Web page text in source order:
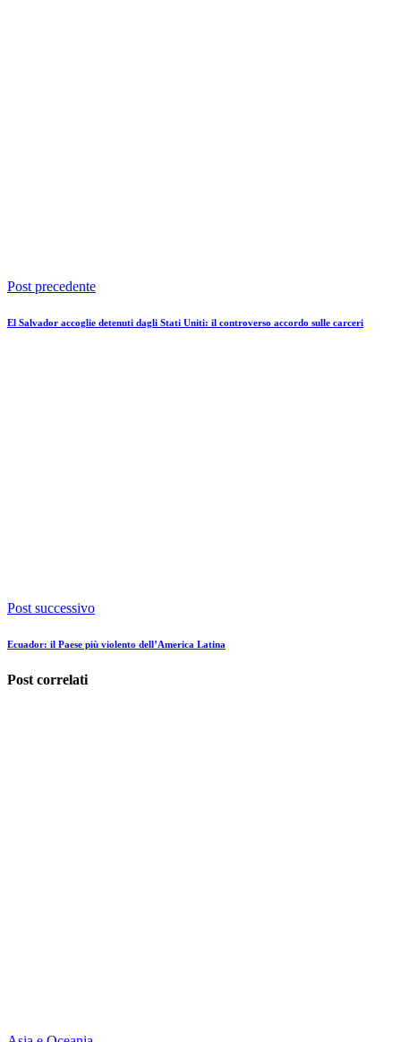
Post precedente
El Salvador accoglie detenuti dagli Stati Uniti: il controverso accordo sulle carceri
Post successivo
Ecuador: il Paese più violento dell’America Latina
Post correlati